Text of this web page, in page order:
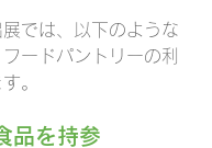
では、以下のような
ードパントリーの利
。
品を持参